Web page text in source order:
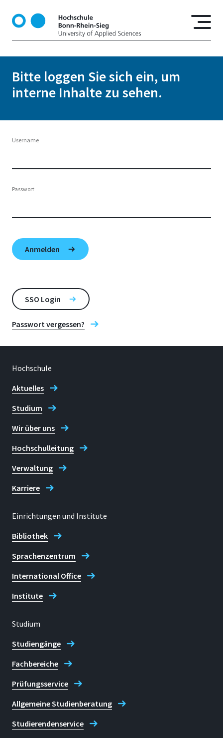
k
Bitte loggen Sie sich ein, um
interne Inhalte zu sehen.
Username
Passwort
SSO Login
Passwort vergessen?
Hochschule
Aktuelles
Studium
Wir über uns
Hochschulleitung
Verwaltung
Karriere
Einrichtungen und Institute
Bibliothek
Sprachenzentrum
International Office
Institute
Studium
Studiengänge
Fachbereiche
Prüfungsservice
Allgemeine Studienberatung
Studierendenservice